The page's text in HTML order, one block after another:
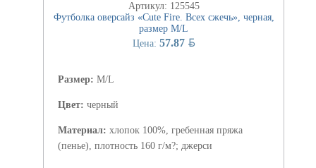
Артикул: 125545
Футболка оверсайз «Cute Fire. Всех сжечь», черная,
размер M/L
Цена: 57.87 BYN
Размер: M/L
Цвет: черный
Материал: хлопок 100%, гребенная пряжа
(пенье), плотность 160 г/м?; джерси